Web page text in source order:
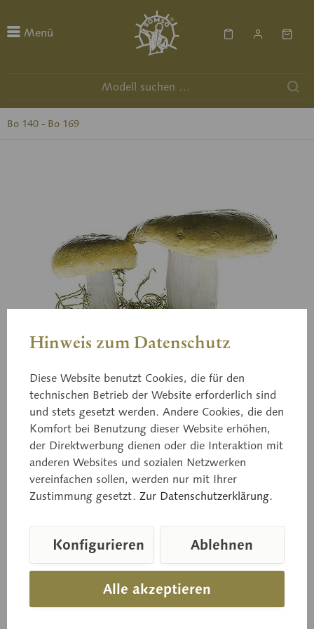
Menü
Bo 140 - Bo 169
Bo 161
Grasgrüner Täubling
Preis auf Anfrage
Lieferzeit auf Anfrage
Hinweis zum Datenschutz
Diese Website benutzt Cookies, die für den
technischen Betrieb der Website erforderlich sind
und stets gesetzt werden. Andere Cookies, die den
Komfort bei Benutzung dieser Website erhöhen,
der Direktwerbung dienen oder die Interaktion mit
anderen Websites und sozialen Netzwerken
vereinfachen sollen, werden nur mit Ihrer
Zustimmung gesetzt. Zur Datenschutzerklärung.
Alle akzeptieren
Konfigurieren Ablehnen